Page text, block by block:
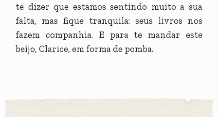
te dizer que estamos sentindo muito a sua
falta, mas fique tranquila: seus livros nos
fazem companhia. E para te mandar este
beijo, Clarice, em forma de pomba.